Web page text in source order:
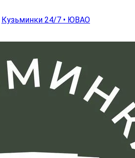
Кузьминки 24/7 • ЮВАО